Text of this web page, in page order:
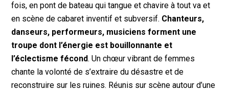
fois, en pont de bateau qui tangue et chavire à tout va et
en scène de cabaret inventif et subversif. Chanteurs,
danseurs, performeurs, musiciens forment une
troupe dont l’énergie est bouillonnante et
l’éclectisme fécond. Un chœur vibrant de femmes
chante la volonté de s’extraire du désastre et de
reconstruire sur les ruines. Réunis sur scène autour d’une